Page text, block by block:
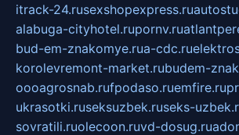
itrack-24.rusexshopexpress.ru
alabuga-cityhotel.rupornv.ru
bud-em-znakomye.rua-cdc.ru
korolevremont-market.rubudem-
oooagrosnab.rufpodaso.ruemfire.ru
ukrasotki.ruseksuzbek.ruseks-
sovratili.ruolecoon.ruvd-dosug.ru